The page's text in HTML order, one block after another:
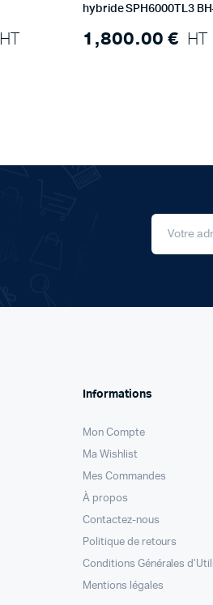
HT
hybride SPH6000TL3
1,800.00 € HT
Informations
Mon Compte
Ma Wishlist
Mes Commandes
À propos
Contactez-nous
Politique de retours
Conditions Générales
Mentions légales